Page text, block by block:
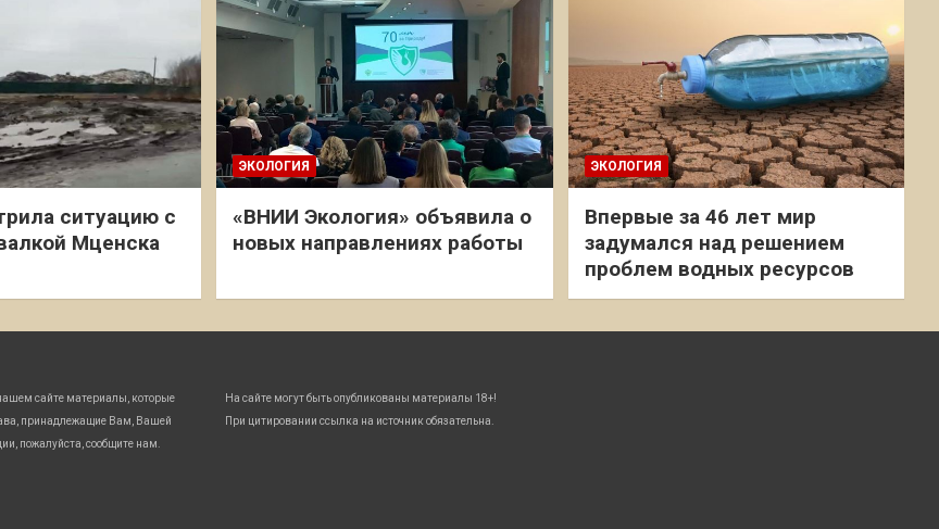
ситуацию с
Мценска
ЭКОЛОГИЯ
«ВНИИ Экология» объявила о
новых направлениях работы
ЭКОЛОГИЯ
Впервые за 46 лет мир
задумался над решением
проблем водных ресурсов
сайте материалы, которые
принадлежащие Вам, Вашей
пожалуйста, сообщите нам.
На сайте могут быть опубликованы материалы 18+!
При цитировании ссылка на источник обязательна.